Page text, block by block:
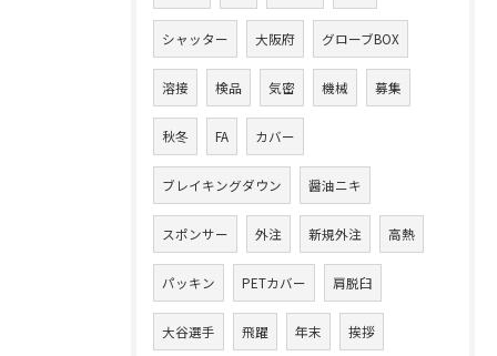
シャッター 大阪府 グローブBOX
溶接 検品 気密 機械 募集
秋冬 FA カバー
ブレイキングダウン 醤油ニキ
スポンサー 外注 新規外注 高熱
パッキン PETカバー 肩脱臼
大谷選手 飛躍 年末 挨拶